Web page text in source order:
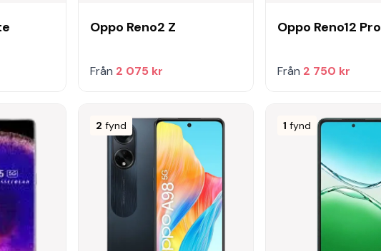
Oppo Reno2 Z
Från 2 075 kr
Oppo Reno12 Pro
Från 2 750 kr
2 fynd 1 fynd